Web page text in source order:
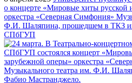
о концерте «Мировые хиты русской
оркестра «Северная Симфония»
Ф.И. Шаляпина, прошедшем в ТКЗ
СПбГУП